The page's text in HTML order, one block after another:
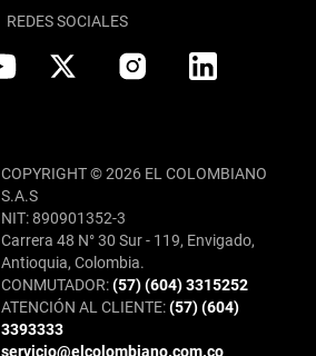
REDES SOCIALES
COPYRIGHT © 2026 EL COLOMBIANO
S.A.S
NIT: 890901352-3
Carrera 48 N° 30 Sur - 119, Envigado,
Antioquia, Colombia.
CONMUTADOR:(57) (604) 3315252
ATENCIÓN AL CLIENTE:(57) (604)
3393333
servicio@elcolombiano.com.co